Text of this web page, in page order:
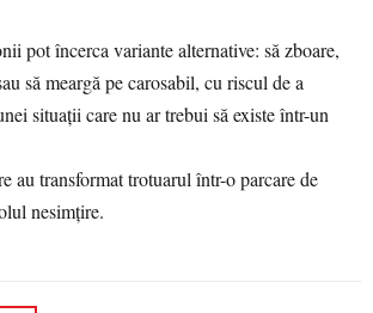
pot încerca variante alternative: să zboare,
să meargă pe carosabil, cu riscul de a
situații care nu ar trebui să existe într-un
au transformat trotuarul într-o parcare de
nesimțire.